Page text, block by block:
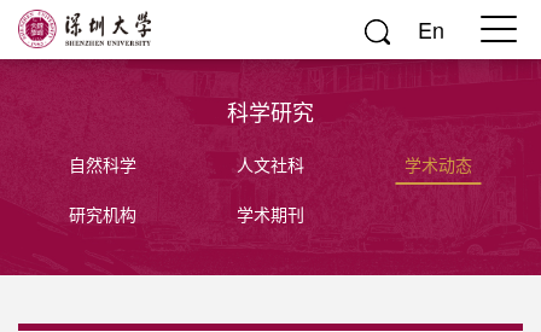
En
科学研究
自然科学 人文社科 学术动态
研究机构 学术期刊